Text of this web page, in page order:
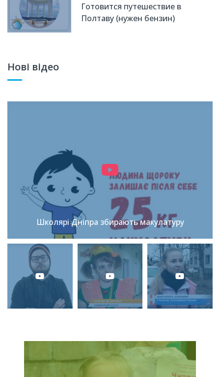
Готовится путешествие в
Полтаву (нужен бензин)
Нові відео
Школярі Дніпра збирають макулатуру